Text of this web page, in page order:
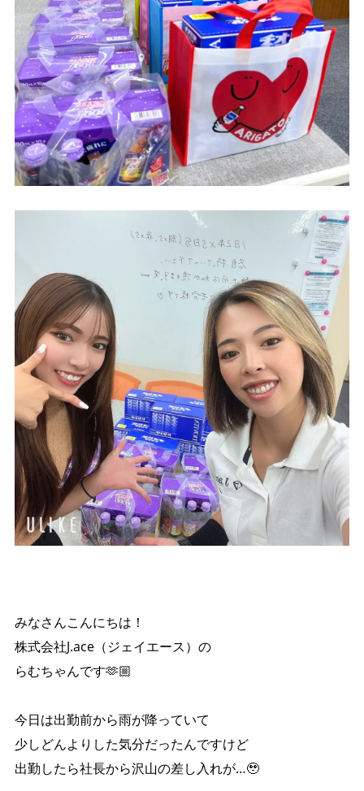
みなさんこんにちは！
株式会社J.ace（ジェイエース）の
らむちゃんです🫶🏼
今日は出勤前から雨が降っていて
少しどんよりした気分だったんですけど
出勤したら社長から沢山の差し入れが…🥹